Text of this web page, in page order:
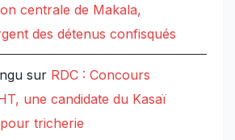
centrale de Makala,
des détenus confisqués
sur RDC : Concours
une candidate du Kasaï
tricherie